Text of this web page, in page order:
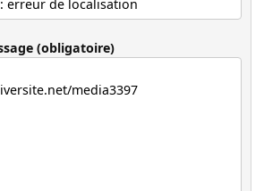
(obligatoire)